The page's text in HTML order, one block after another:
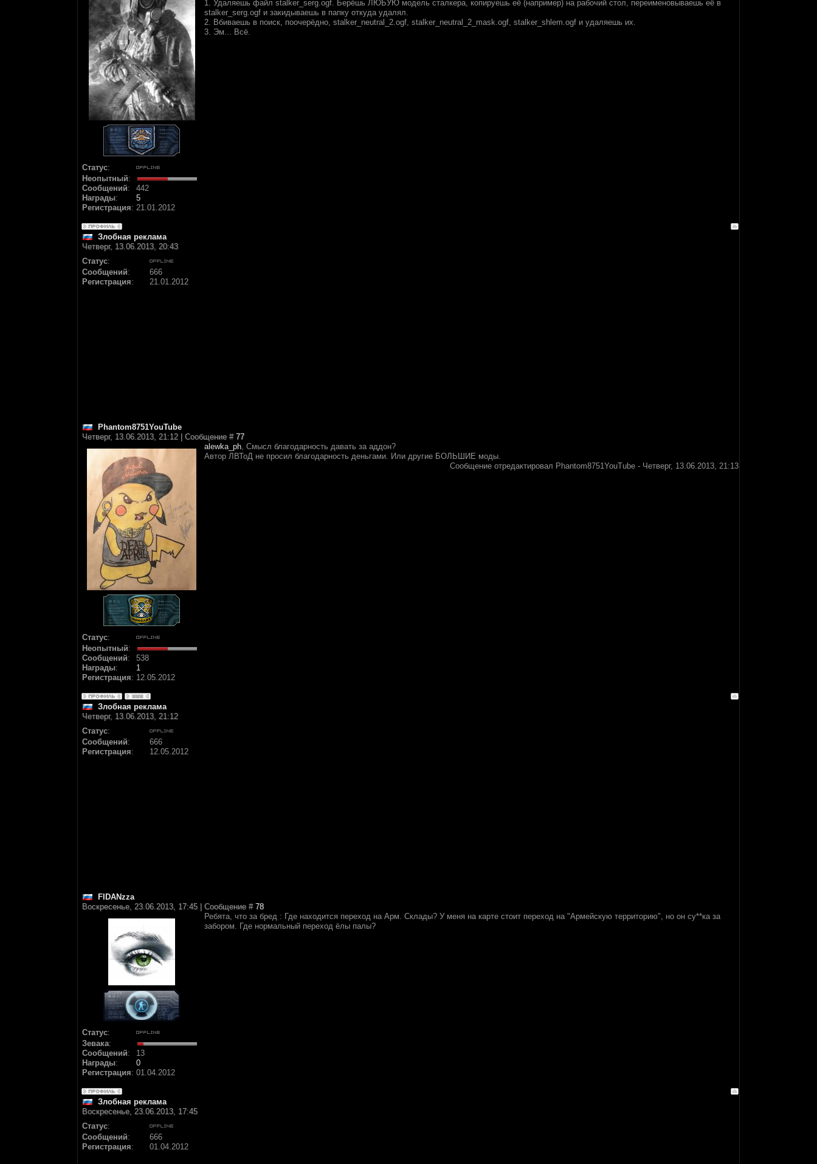
Статус:
Неопытный:
Сообщений:
442
Награды:
5
Регистрация: 21.01.2012
1. Удаляешь файл stalker_serg.ogf. Берёшь ЛЮБУЮ модель сталкера, копируешь её (например) на рабочий стол, переименовываешь её в
stalker_serg.ogf и закидываешь в папку откуда удалял.
2. Вбиваешь в поиск, поочерёдно, stalker_neutral_2.ogf, stalker_neutral_2_mask.ogf, stalker_shlem.ogf и удаляешь их.
3. Эм... Всё.
Злобная реклама
Четверг, 13.06.2013, 20:43
Статус:
Сообщений:
666
Регистрация: 21.01.2012
Phantom8751YouTube
Четверг, 13.06.2013, 21:12 | Сообщение # 77
Статус:
Неопытный:
Сообщений:
538
Награды:
1
Регистрация: 12.05.2012
alewka_ph, Смысл благодарность давать за аддон?
Автор ЛВТоД не просил благодарность деньгами. Или другие БОЛЬШИЕ моды.
Сообщение отредактировал Phantom8751YouTube - Четверг, 13.06.2013, 21:13
Злобная реклама
Четверг, 13.06.2013, 21:12
Статус:
Сообщений:
666
Регистрация: 12.05.2012
FIDANzza
Воскресенье, 23.06.2013, 17:45 | Сообщение # 78
Статус:
Зевака:
Сообщений:
13
Награды:
0
Регистрация: 01.04.2012
Ребята, что за бред : Где находится переход на Арм. Склады? У меня на карте стоит переход на "Армейскую территорию", но он су**ка за
забором. Где нормальный переход ёлы палы?
Злобная реклама
Воскресенье, 23.06.2013, 17:45
Статус:
Сообщений:
666
Регистрация: 01.04.2012